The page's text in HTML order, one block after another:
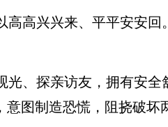
高兴兴来、平平安安回。
、探亲访友，拥有安全
图制造恐慌，阻挠破坏